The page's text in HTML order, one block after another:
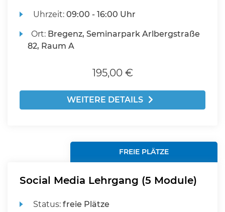
Uhrzeit:09:00 - 16:00 Uhr
Ort: Bregenz, Seminarpark Arlbergstraße
82, Raum A
195,00 €
WEITERE DETAILS
FREIE PLÄTZE
Social Media Lehrgang (5 Module)
Status:freie Plätze